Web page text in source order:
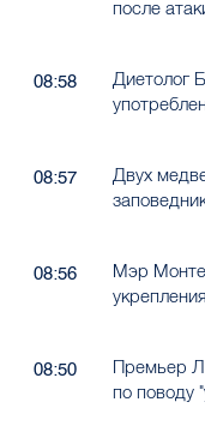
после
08:58
Диетолог
08:57
Двух
08:56
Мэр
08:50
Премьер
по поводу